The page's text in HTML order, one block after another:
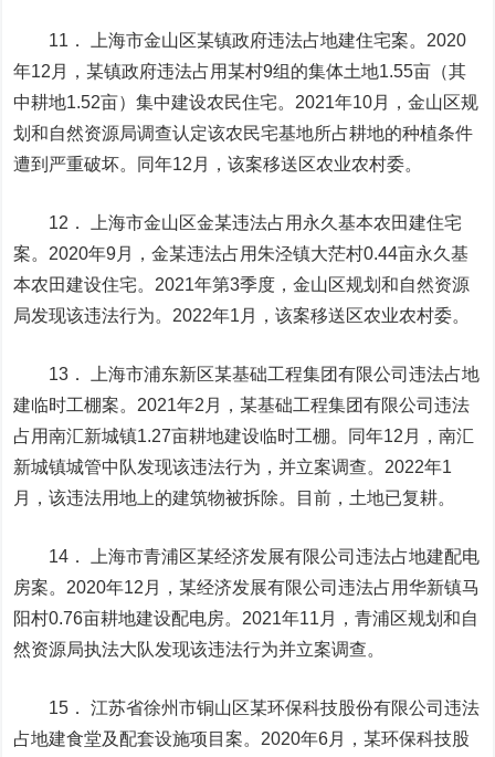
11． 上海市金山区某镇政府违法占地建住宅案。2020
年12月，某镇政府违法占用某村9组的集体土地1.55亩（其
中耕地1.52亩）集中建设农民住宅。2021年10月，金山区规
划和自然资源局调查认定该农民宅基地所占耕地的种植条件
遭到严重破坏。同年12月，该案移送区农业农村委。
12． 上海市金山区金某违法占用永久基本农田建住宅
案。2020年9月，金某违法占用朱泾镇大茫村0.44亩永久基
本农田建设住宅。2021年第3季度，金山区规划和自然资源
局发现该违法行为。2022年1月，该案移送区农业农村委。
13． 上海市浦东新区某基础工程集团有限公司违法占地
建临时工棚案。2021年2月，某基础工程集团有限公司违法
占用南汇新城镇1.27亩耕地建设临时工棚。同年12月，南汇
新城镇城管中队发现该违法行为，并立案调查。2022年1
月，该违法用地上的建筑物被拆除。目前，土地已复耕。
14． 上海市青浦区某经济发展有限公司违法占地建配电
房案。2020年12月，某经济发展有限公司违法占用华新镇马
阳村0.76亩耕地建设配电房。2021年11月，青浦区规划和自
然资源局执法大队发现该违法行为并立案调查。
15． 江苏省徐州市铜山区某环保科技股份有限公司违法
占地建食堂及配套设施项目案。2020年6月，某环保科技股